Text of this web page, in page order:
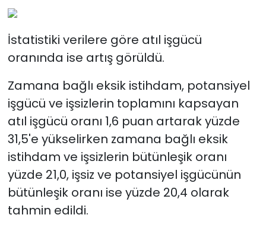
İstatistiki verilere göre atıl işgücü
oranında ise artış görüldü.
Zamana bağlı eksik istihdam, potansiyel
işgücü ve işsizlerin toplamını kapsayan
atıl işgücü oranı 1,6 puan artarak yüzde
31,5'e yükselirken zamana bağlı eksik
istihdam ve işsizlerin bütünleşik oranı
yüzde 21,0, işsiz ve potansiyel işgücünün
bütünleşik oranı ise yüzde 20,4 olarak
tahmin edildi.